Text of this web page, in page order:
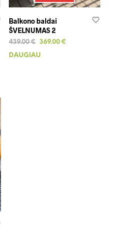
multiple
variants.
The
options
may
be
chosen
on
the
product
page
Balkono baldai
ŠVELNUMAS 2
439.00€ Original
369.00 €Current
DAUGIAU